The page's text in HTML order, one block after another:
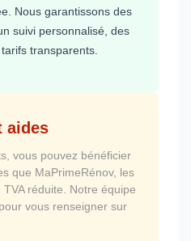
Nous garantissons des
suivi personnalisé, des
transparents.
aides
vous pouvez bénéficier
que MaPrimeRénov, les
réduite. Notre équipe
vous renseigner sur